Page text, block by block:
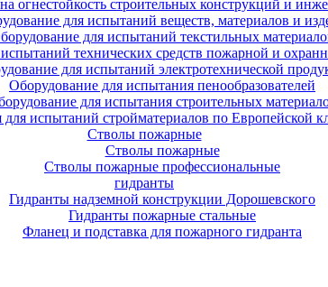
огнестойкость строительных конструкций и
для испытаний веществ, материалов и
для испытаний текстильных
технических средств пожарной и
для испытаний электротехнической
Оборудование для испытания пенообразователей
для испытания строительных
испытаний стройматериалов по Европейской
Стволы пожарные
Стволы пожарные
Стволы пожарные профессиональные
гидранты
Гидранты надземной конструкции Дорошевского
Гидранты пожарные стальные
Фланец и подставка для пожарного гидранта